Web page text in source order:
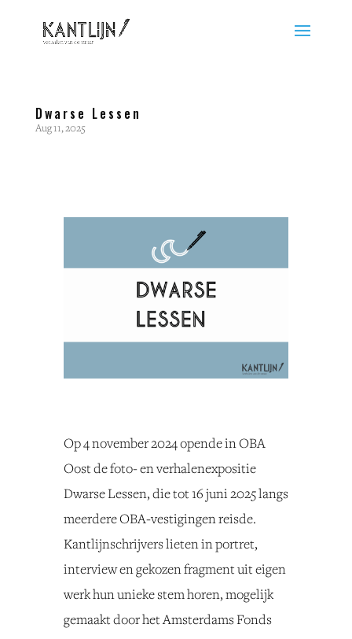
Dwarse Lessen
Aug 11, 2025
Op 4 november 2024 opende in OBA
Oost de foto- en verhalenexpositie
Dwarse Lessen, die tot 16 juni 2025 langs
meerdere OBA-vestigingen reisde.
Kantlijnschrijvers lieten in portret,
interview en gekozen fragment uit eigen
werk hun unieke stem horen, mogelijk
gemaakt door het Amsterdams Fonds